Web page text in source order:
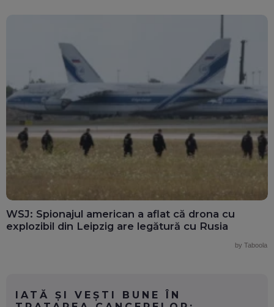
WSJ: Spionajul american a aflat că drona cu
explozibil din Leipzig are legătură cu Rusia
by Taboola
IATĂ ȘI VEȘTI BUNE ÎN